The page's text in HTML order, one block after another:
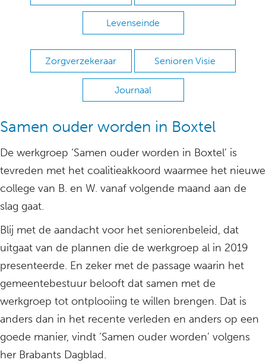
Levenseinde
Zorgverzekeraar Senioren Visie
Journaal
Samen ouder worden in Boxtel
De werkgroep ‘Samen ouder worden in Boxtel’ is
tevreden met het coalitieakkoord waarmee het nieuwe
college van B. en W. vanaf volgende maand aan de
slag gaat.
Blij met de aandacht voor het seniorenbeleid, dat
uitgaat van de plannen die de werkgroep al in 2019
presenteerde. En zeker met de passage waarin het
gemeentebestuur belooft dat samen met de
werkgroep tot ontplooiing te willen brengen. Dat is
anders dan in het recente verleden en anders op een
goede manier, vindt ‘Samen ouder worden’ volgens
her Brabants Dagblad.